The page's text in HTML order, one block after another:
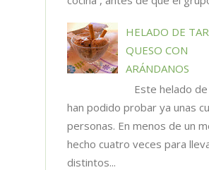
HELADO DE
QUESO CON
ARÁNDANOS
Este helado
han podido probar ya unas
personas. En menos de un
hecho cuatro veces para
distintos...